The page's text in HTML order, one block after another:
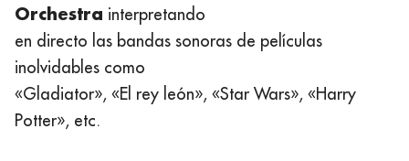
Orchestra interpretando
en directo las bandas sonoras de películas
inolvidables como
«Gladiator», «El rey león», «Star Wars», «Harry
Potter», etc.